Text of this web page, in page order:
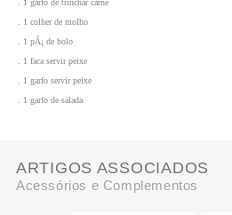
. 1 garfo de trinchar carne
. 1 colher de molho
. 1 pÃ¡ de bolo
. 1 faca servir peixe
. 1 garfo servir peixe
. 1 garfo de salada
ARTIGOS ASSOCIADOS
Acessórios e Complementos